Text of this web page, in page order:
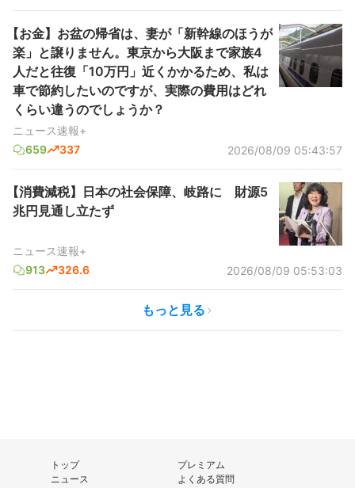
【お金】お盆の帰省は、妻が「新幹線のほうが
楽」と譲りません。東京から大阪まで家族4
人だと往復「10万円」近くかかるため、私は
車で節約したいのですが、実際の費用はどれ
くらい違うのでしょうか？
ニュース速報+
659
337 2026/08/09 05:43:57
【消費減税】日本の社会保障、岐路に 財源5
兆円見通し立たず
ニュース速報+
913
326.6 2026/08/09 05:53:03
もっと見る
トップ
ニュース
プレミアム
よくある質問